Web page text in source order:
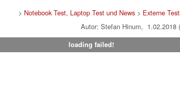
> Notebook Test, Laptop Test und News > Externe
Autor: Stefan Hinum, 1.02.2018
loading failed!